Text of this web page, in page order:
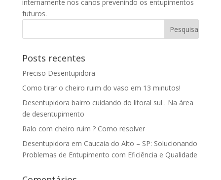
internamente nos canos prevenindo os entupimentos
futuros.
Posts recentes
Preciso Desentupidora
Como tirar o cheiro ruim do vaso em 13 minutos!
Desentupidora bairro cuidando do litoral sul . Na área
de desentupimento
Ralo com cheiro ruim ? Como resolver
Desentupidora em Caucaia do Alto – SP: Solucionando
Problemas de Entupimento com Eficiência e Qualidade